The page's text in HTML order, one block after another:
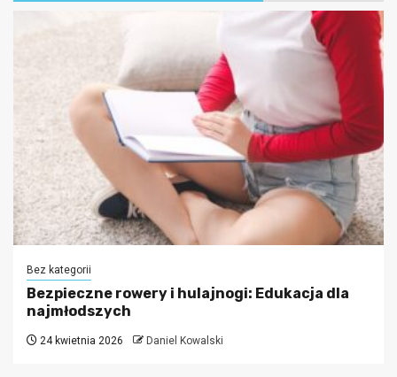
Bez kategorii
Bezpieczne rowery i hulajnogi: Edukacja dla
najmłodszych
24 kwietnia 2026 Daniel Kowalski